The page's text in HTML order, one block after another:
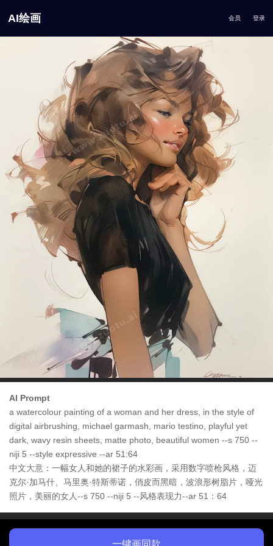
AI绘画 会员 登录
AI Prompt
a watercolour painting of a woman and her dress, in the style of
digital airbrushing, michael garmash, mario testino, playful yet
dark, wavy resin sheets, matte photo, beautiful women --s 750 --
niji 5 --style expressive --ar 51:64
中文大意：一幅女人和她的裙子的水彩画，采用数字喷枪风格，迈
克尔·加马什、马里奥·特斯蒂诺，俏皮而黑暗，波浪形树脂片，哑光
照片，美丽的女人--s 750 --niji 5 --风格表现力--ar 51：64
一键画同款